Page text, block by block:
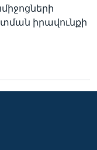
իրավունքի